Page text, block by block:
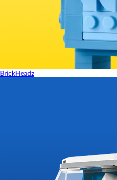
BrickHeadz